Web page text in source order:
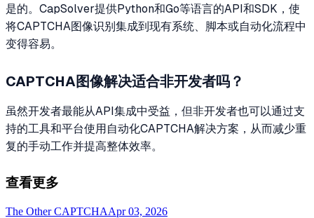
是的。CapSolver提供Python和Go等语言的API和SDK，使
将CAPTCHA图像识别集成到现有系统、脚本或自动化流程中
变得容易。
CAPTCHA图像解决适合非开发者吗？
虽然开发者最能从API集成中受益，但非开发者也可以通过支
持的工具和平台使用自动化CAPTCHA解决方案，从而减少重
复的手动工作并提高整体效率。
查看更多
The Other CAPTCHAApr 03, 2026